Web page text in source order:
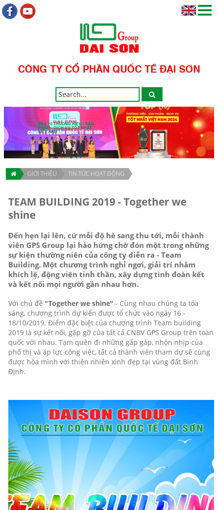
CÔNG TY CỔ PHẦN QUỐC TẾ ĐẠI SƠN
TOP 10 THƯƠNG HIỆU - SẢN
PHẨM - DỊCH VỤ TỐT NHẤT
VIỆT NAM
GIỚI THIỆU TIN TỨC HOẠT ĐỘNG
TEAM BUILDING 2019 - Together we
shine
Đến hẹn lại lên, cứ mỗi độ hè sang thu tới, mỗi thành
viên GPS Group lại hào hứng chờ đón một trong những
sự kiện thường niên của công ty diễn ra - Team
Building. Một chương trình nghỉ ngơi, giải trí nhằm
khích lệ, động viên tinh thần, xây dựng tình đoàn kết
và kết nối mọi người gần nhau hơn.
Với chủ đề "Together we shine" - Cùng nhau chúng ta tỏa
sáng, chương trình dự kiến được tổ chức vào ngày 16 -
18/10/2019. Điểm đặc biệt của chương trình Team building
2019 là sự kết nối, gặp gỡ của tất cả CNBV GPS Group trên toàn
quốc với nhau. Tạm quên đi những gấp gáp, nhộn nhịp của
phố thị và áp lực công việc, tất cả thành viên tham dự sẽ cùng
được hòa mình với thiên nhiên xinh đẹp tại vùng đất Bình
Định.